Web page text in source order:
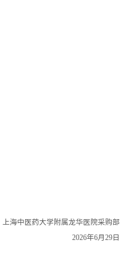
上海中医药大学附属龙华医院采购部
2026年6月29日